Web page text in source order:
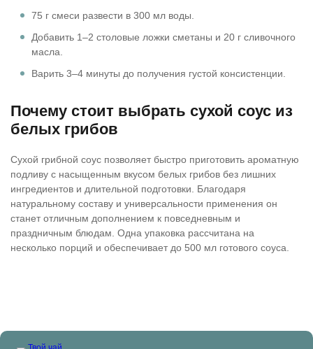
75 г смеси развести в 300 мл воды.
Добавить 1–2 столовые ложки сметаны и 20 г сливочного
масла.
Варить 3–4 минуты до получения густой консистенции.
Почему стоит выбрать сухой соус из
белых грибов
Сухой грибной соус позволяет быстро приготовить ароматную
подливу с насыщенным вкусом белых грибов без лишних
ингредиентов и длительной подготовки. Благодаря
натуральному составу и универсальности применения он
станет отличным дополнением к повседневным и
праздничным блюдам. Одна упаковка рассчитана на
несколько порций и обеспечивает до 500 мл готового соуса.